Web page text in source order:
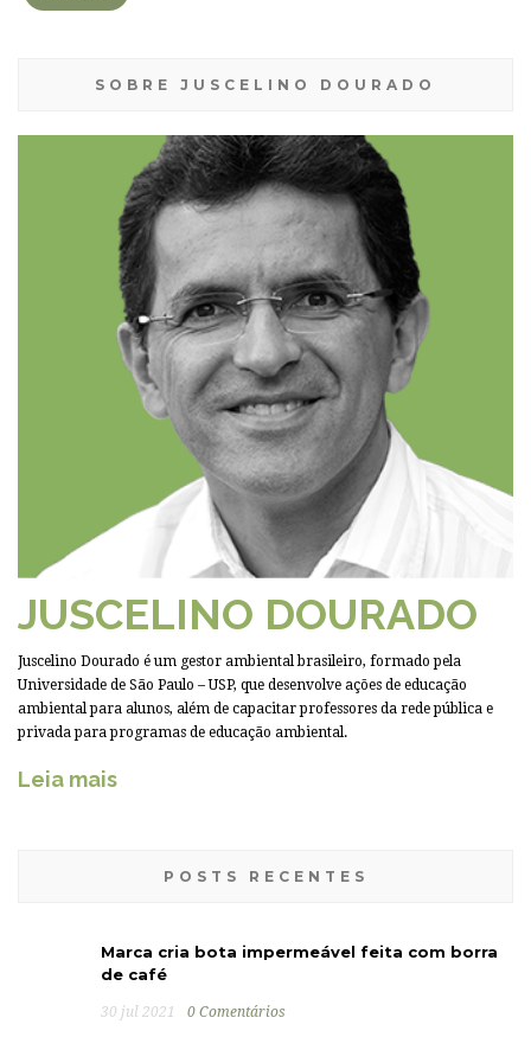
SOBRE JUSCELINO DOURADO
JUSCELINO DOURADO
Juscelino Dourado é um gestor ambiental brasileiro, formado pela
Universidade de São Paulo – USP, que desenvolve ações de educação
ambiental para alunos, além de capacitar professores da rede pública e
privada para programas de educação ambiental.
Leia mais
POSTS RECENTES
Marca cria bota impermeável feita com borra
de café
30 jul 2021 0 Comentários